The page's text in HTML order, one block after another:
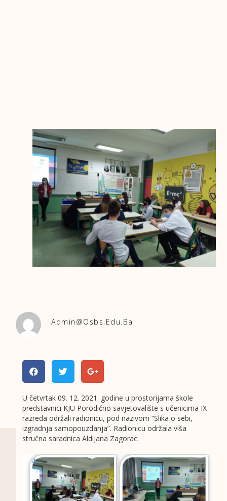
Admin@osbs.edu.ba
U četvrtak 09. 12. 2021. godine u prostorijama škole
predstavnici KJU Porodično savjetovalište s učenicima IX
razreda održali radionicu, pod nazivom “Slika o sebi,
izgradnja samopouzdanja”. Radionicu održala viša
stručna saradnica Aldijana Zagorac.